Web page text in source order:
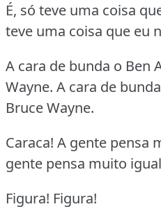
É, só teve uma coisa
teve uma coisa que eu
A cara de bunda o Ben
Wayne. A cara de
Bruce Wayne.
Caraca! A gente pensa
gente pensa muito
Figura! Figura!